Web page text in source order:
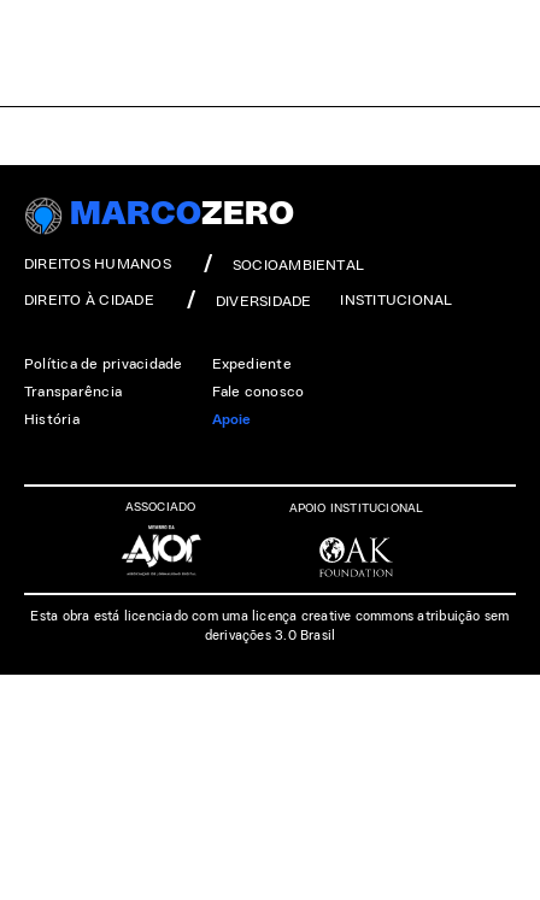
MARCOZERO
DIREITOS HUMANOS SOCIOAMBIENTAL
DIREITO À CIDADE DIVERSIDADE INSTITUCIONAL
Política de privacidade
Transparência
História
Expediente
Fale conosco
Apoie
ASSOCIADO APOIO INSTITUCIONAL
Esta obra está licenciado com uma licença creative commons atribuição sem
derivações 3.0 Brasil